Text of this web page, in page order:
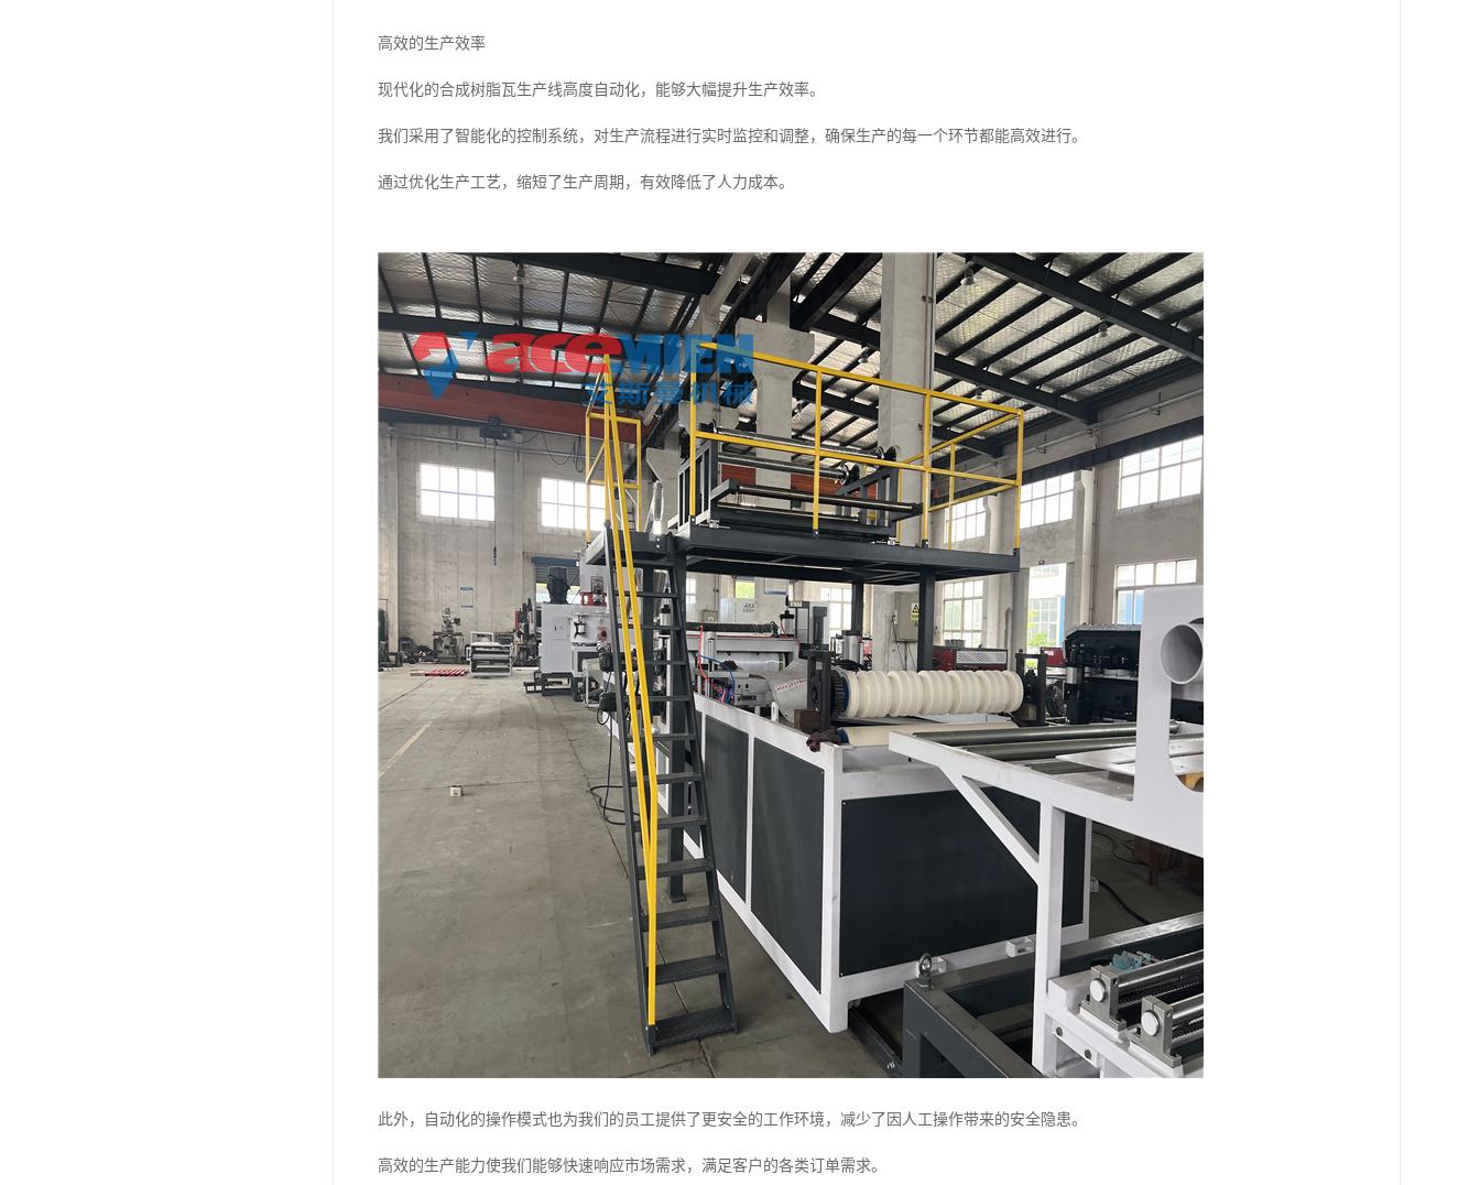
高效的生产效率
现代化的合成树脂瓦生产线高度自动化，能够大幅提升生产效率。
我们采用了智能化的控制系统，对生产流程进行实时监控和调整，确保生产的每一个环节都能高效进行。
通过优化生产工艺，缩短了生产周期，有效降低了人力成本。
此外，自动化的操作模式也为我们的员工提供了更安全的工作环境，减少了因人工操作带来的安全隐患。
高效的生产能力使我们能够快速响应市场需求，满足客户的各类订单需求。